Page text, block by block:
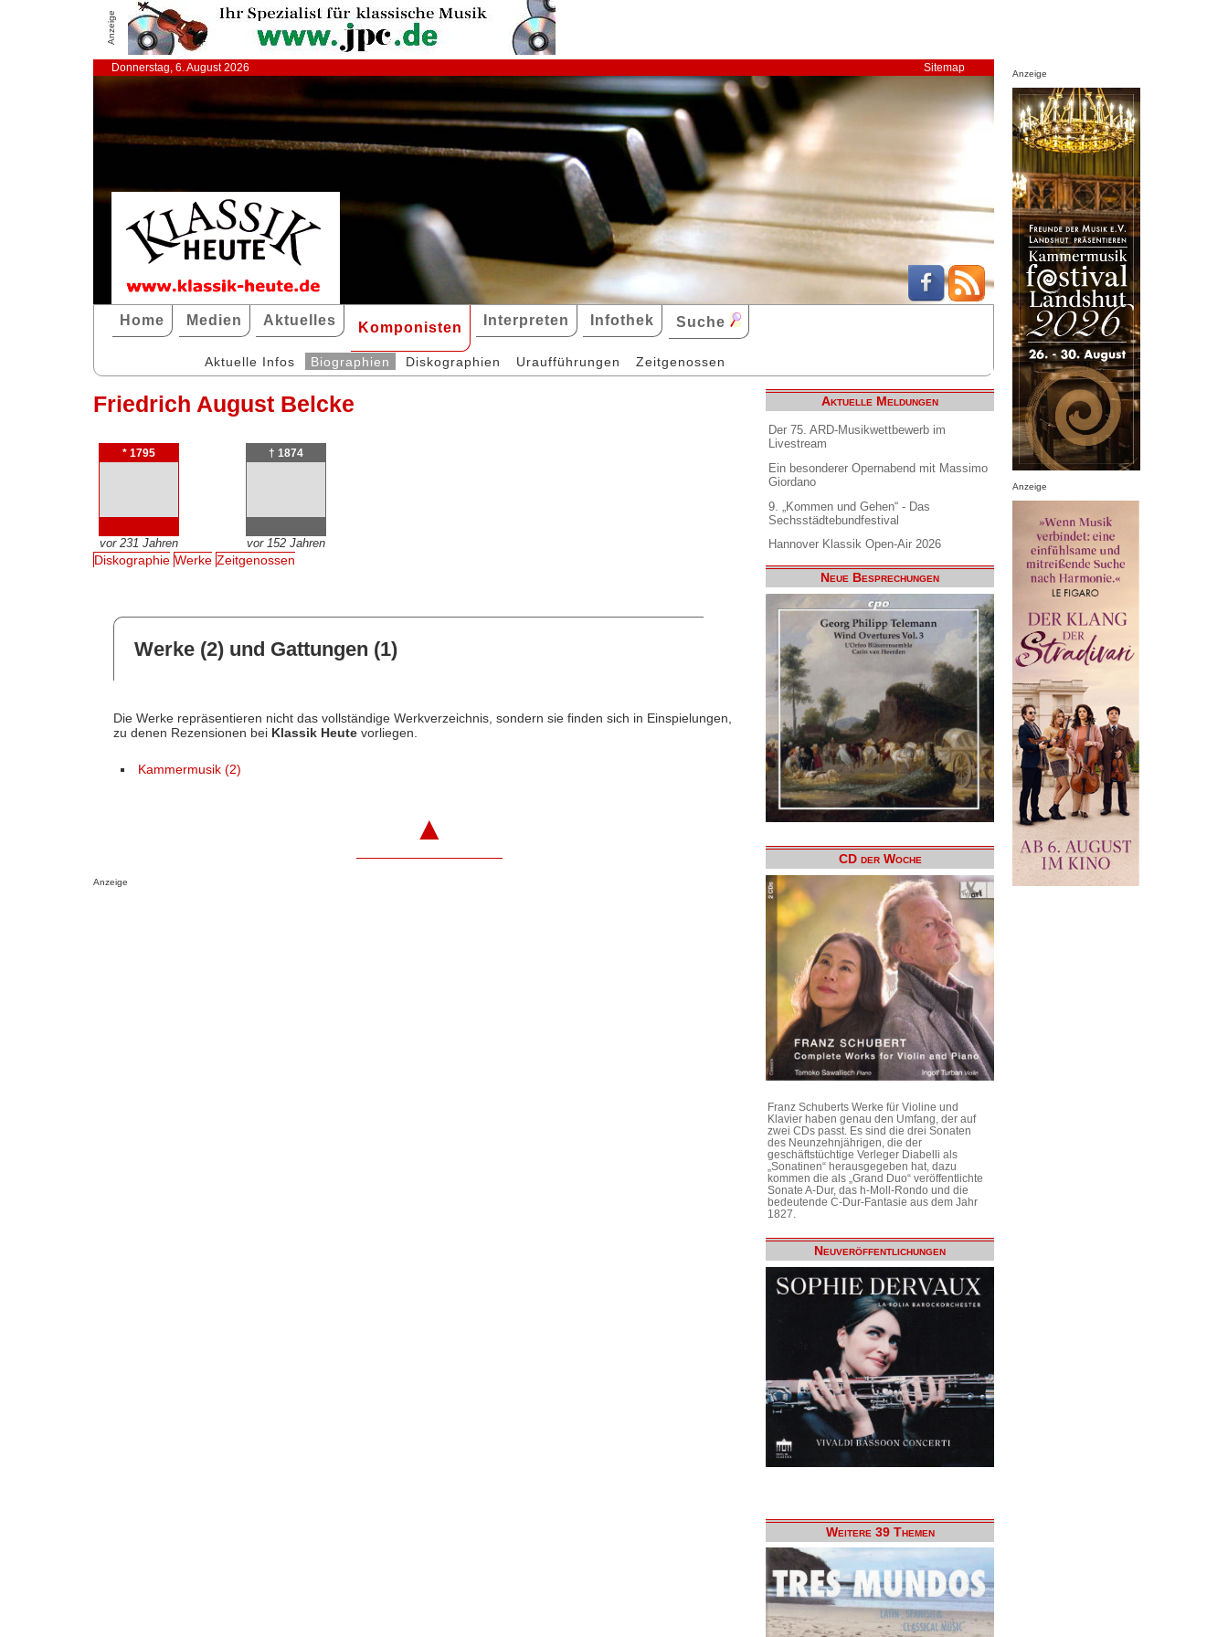
Anzeige
Donnerstag, 6. August 2026 Sitemap
Home Medien Aktuelles Komponisten Interpreten Infothek Suche
Aktuelle Infos Biographien Diskographien Uraufführungen Zeitgenossen
Friedrich August Belcke
* 1795
vor 231 Jahren
† 1874
vor 152 Jahren
Diskographie Werke Zeitgenossen
Werke (2) und Gattungen (1)
Die Werke repräsentieren nicht das vollständige Werkverzeichnis, sondern sie finden sich in Einspielungen,
zu denen Rezensionen bei Klassik Heutevorliegen.
Kammermusik (2)
▲
Anzeige
Aktuelle Meldungen
Der 75. ARD-Musikwettbewerb im
Livestream
Ein besonderer Opernabend mit Massimo
Giordano
9. „Kommen und Gehen“ - Das
Sechsstädtebundfestival
Hannover Klassik Open-Air 2026
Neue Besprechungen
CD der Woche
Franz Schuberts Werke für Violine und
Klavier haben genau den Umfang, der auf
zwei CDs passt. Es sind die drei Sonaten
des Neunzehnjährigen, die der
geschäftstüchtige Verleger Diabelli als
„Sonatinen“ herausgegeben hat, dazu
kommen die als „Grand Duo“ veröffentlichte
Sonate A-Dur, das h-Moll-Rondo und die
bedeutende C-Dur-Fantasie aus dem Jahr
1827.
Neuveröffentlichungen
Weitere 39 Themen
Anzeige
Anzeige